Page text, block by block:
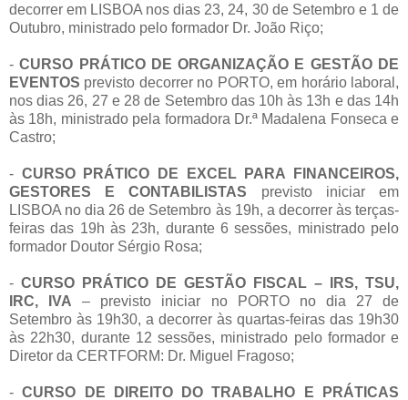
decorrer em LISBOA nos dias 23, 24, 30 de Setembro e 1 de
Outubro, ministrado pelo formador Dr. João Riço;
-CURSO PRÁTICO DE ORGANIZAÇÃO E GESTÃO DE
EVENTOS previsto decorrer no PORTO, em horário laboral,
nos dias 26, 27 e 28 de Setembro das 10h às 13h e das 14h
às 18h, ministrado pela formadora Dr.ª Madalena Fonseca e
Castro;
- CURSO PRÁTICO DE EXCEL PARA FINANCEIROS,
GESTORES E CONTABILISTAS previsto iniciar em
LISBOA no dia 26 de Setembro às 19h, a decorrer às terças-
feiras das 19h às 23h, durante 6 sessões, ministrado pelo
formador Doutor Sérgio Rosa;
- CURSO PRÁTICO DE GESTÃO FISCAL – IRS, TSU,
IRC, IVA – previsto iniciar no PORTO no dia 27 de
Setembro às 19h30, a decorrer às quartas-feiras das 19h30
às 22h30, durante 12 sessões, ministrado pelo formador e
Diretor da CERTFORM: Dr. Miguel Fragoso;
-CURSO DE DIREITO DO TRABALHO E PRÁTICAS